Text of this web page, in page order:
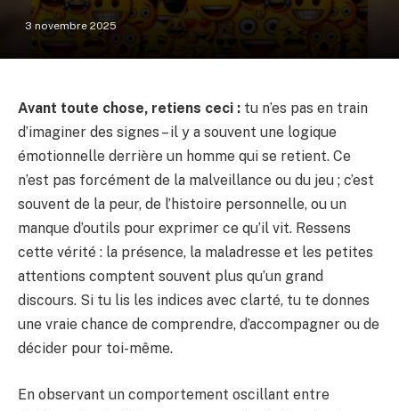
3 novembre 2025
Avant toute chose, retiens ceci : tu n’es pas en train
d’imaginer des signes – il y a souvent une logique
émotionnelle derrière un homme qui se retient. Ce
n’est pas forcément de la malveillance ou du jeu ; c’est
souvent de la peur, de l’histoire personnelle, ou un
manque d’outils pour exprimer ce qu’il vit. Ressens
cette vérité : la présence, la maladresse et les petites
attentions comptent souvent plus qu’un grand
discours. Si tu lis les indices avec clarté, tu te donnes
une vraie chance de comprendre, d’accompagner ou de
décider pour toi-même.
En observant un comportement oscillant entre